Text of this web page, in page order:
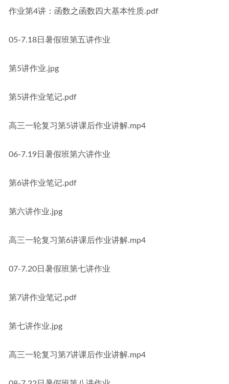
作业第4讲：函数之函数四大基本性质.pdf
05-7.18日暑假班第五讲作业
第5讲作业.jpg
第5讲作业笔记.pdf
高三一轮复习第5讲课后作业讲解.mp4
06-7.19日暑假班第六讲作业
第6讲作业笔记.pdf
第六讲作业.jpg
高三一轮复习第6讲课后作业讲解.mp4
07-7.20日暑假班第七讲作业
第7讲作业笔记.pdf
第七讲作业.jpg
高三一轮复习第7讲课后作业讲解.mp4